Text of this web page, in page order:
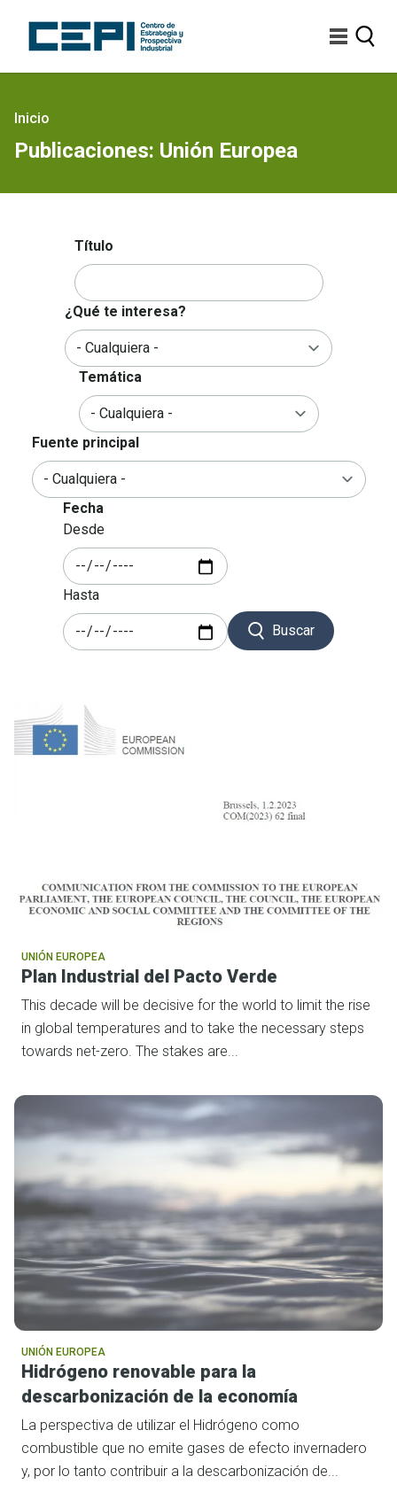
contenido
principal
Sobrescribir
enlaces
de
navegación
Inicio
Publicaciones: Unión Europea
Título
¿Qué te interesa?
Temática
Fuente principal
Fecha
Desde
Hasta
Buscar
UNIÓN EUROPEA
Plan Industrial del Pacto Verde
This decade will be decisive for the world to limit the rise
in global temperatures and to take the necessary steps
towards net-zero. The stakes are...
UNIÓN EUROPEA
Hidrógeno renovable para la
descarbonización de la economía
La perspectiva de utilizar el Hidrógeno como
combustible que no emite gases de efecto invernadero
y, por lo tanto contribuir a la descarbonización de...